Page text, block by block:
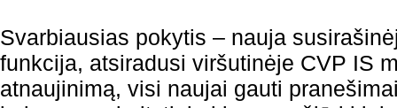
Svarbiausias pokytis – nauja
funkcija, atsiradusi viršutinėje CVP IS
atnaujinimą, visi naujai gauti